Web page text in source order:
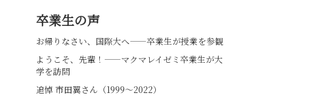
卒業生の声
お帰りなさい、国際大へ――卒業生が授業を参観
ようこそ、先輩！――マクマレイゼミ卒業生が大
学を訪問
追悼 市田翼さん（1999～2022）